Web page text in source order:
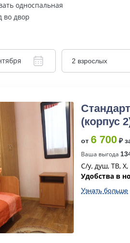
односпальная
во двор
2 взрослых
(корпус
от 6 700 ₽
Ваша выгода
С/у, душ, ТВ,
Удобства в
Узнать больше